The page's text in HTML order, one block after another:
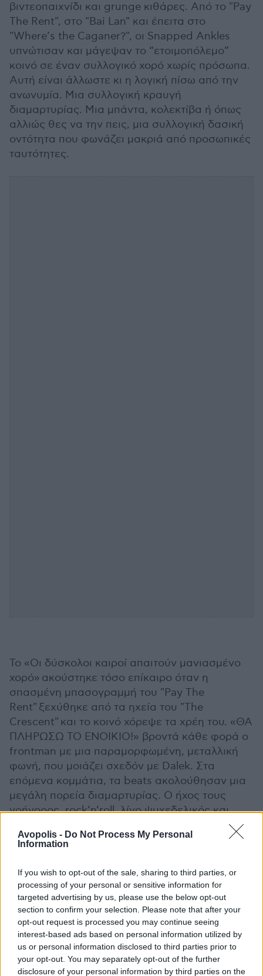
Avopolis - Do Not Process My Personal
Information
If you wish to opt-out of the sale, sharing to third parties, or
processing of your personal or sensitive information for
targeted advertising by us, please use the below opt-out
section to confirm your selection. Please note that after your
opt-out request is processed you may continue seeing
interest-based ads based on personal information utilized by
us or personal information disclosed to third parties prior to
your opt-out. You may separately opt-out of the further
disclosure of your personal information by third parties on the
βιντεοπαιχνίδι και grunge κιθάρες. Από το "Pay
The Rent", στο "Bai Lan" και έπειτα στο
"Where’s the Caganer?", οι Snapped Ankles
υπνώτισαν και μάγεψαν το “ετοιμοπόλεμο”
κοινό σε έναν συλλογικό χορό χωρίς πρόσωπα.
Αυτή είναι άλλωστε κι η λογική πίσω από την
ανωνυμία. Μια συλλογική κραυγή
διαμαρτυρίας. Μια μπάντα, κολεκτίβα ή όπως
αλλιώς θες να την πεις, μια συλλογική δασική
οντότητα που φωνάζει μακριά από προσωπικές
ταυτότητες.
Το «Οι δύσκολοι καιροί απαιτούν μανιασμένο
χορό» ακούστηκε τόσο επίκαιρο όταν η
σπασμένη μπασογραμμή του "Pay The
Rent" ξεχύθηκε από τα ηχεία του "The
Crescent" και το κοινό χόρεψε τα χρέη του. «ΘΑ
ΠΛΗΡΩΣΩ ΤΟ ΕΝΟΙΚΙΟ!» βροντά κάθε φορά ο
frontman με μια παραμορφωμένη, μεταλλική
φωνή, που μοιάζει σχεδόν με Dalek. Στα
επόμενα κομμάτια, τα beats ακολούθησαν μια
μεγάλη πορεία διαμαρτυρίας. Ο ήχος τους
γρήγορος, rock’n’roll, λίγο ψυχεδελικός και
γεμάτος στροβιλιζόμενους, τελετουργικούς
ρυθμούς.
Log synths σκαλισμένα από κορμούς δέντρων
ηχητικές γεννήτριες και σκηνικά αντικείμενα
μαζί, αδυσώπητα tribal beats- το αυξημένο
BPM αδύνατο να αγνοηθεί καθώς το σετ
κλιμακωνόταν-, φωτισμός θεατρικός που
μεταμόρφωσε το Gazarte σε τελετουργικό
πεδίο δίνοντας έμφαση στη συλλογική
εκτόνωση αντί στην ατομική προβολή.